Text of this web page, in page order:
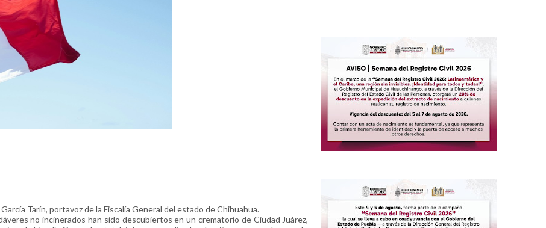
Tarín, portavoz de la Fiscalía General del estado de Chihuahua.
no incinerados han sido descubiertos en un crematorio de Ciudad Juárez,